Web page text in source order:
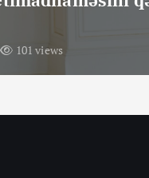
96 views